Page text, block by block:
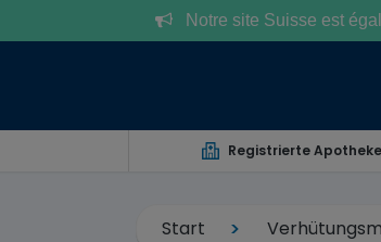
Notre site Suisse est
Registrierte Apotheke
Start